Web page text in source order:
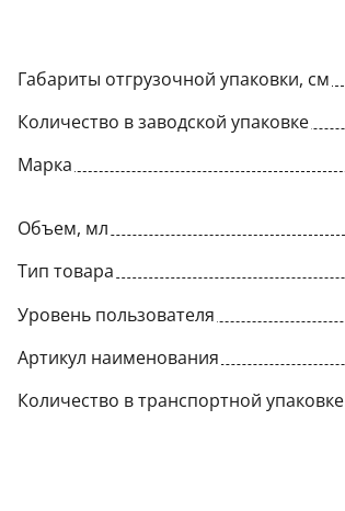
Габариты отгрузочной упаковки, см
Количество в заводской упаковке
Марка
Объем, мл
Тип товара
Уровень пользователя
Артикул наименования
Количество в транспортной упаковке